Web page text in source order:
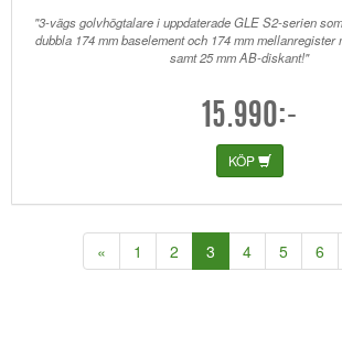
"3-vägs golvhögtalare i uppdaterade GLE S2-serien
dubbla 174 mm baselement och 174 mm mellanregister
samt 25 mm AB-diskant!"
15.990:-
KÖP
« 1 2 3 (current)
4 5 6